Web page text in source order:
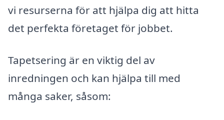
vi resurserna för att hjälpa dig att hitta
det perfekta företaget för jobbet.
Tapetsering är en viktig del av
inredningen och kan hjälpa till med
många saker, såsom: